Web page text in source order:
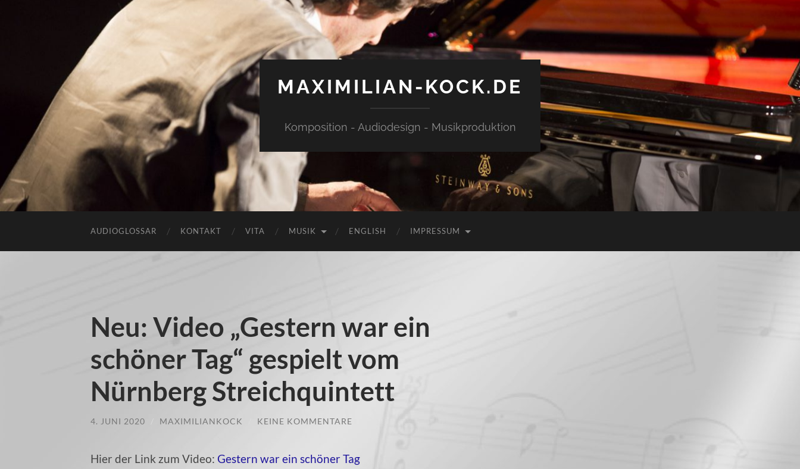
MAXIMILIAN-KOCK.DE
Komposition - Audiodesign - Musikproduktion
AUDIOGLOSSAR KONTAKT VITA MUSIK ENGLISH IMPRESSUM
Neu: Video „Gestern war ein
schöner Tag“ gespielt vom
Nürnberg Streichquintett
4. JUNI 2020 MAXIMILIANKOCK KEINE KOMMENTARE
Hier der Link zum Video: Gestern war ein schöner Tag